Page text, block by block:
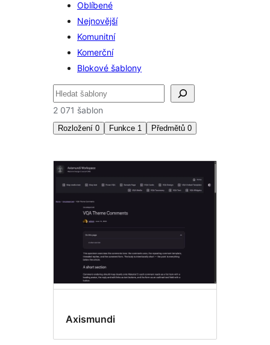
Oblíbené
Nejnovější
Komunitní
Komerční
Blokové šablony
Hledat
2 071 šablon
Rozložení 0 Funkce 1 Předmětů 0
Vzory
editoru
bloků
Axismundi